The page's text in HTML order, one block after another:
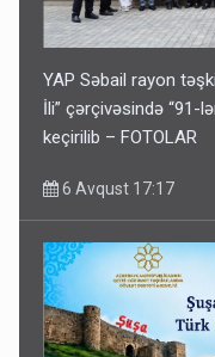
YAP Səbail rayon
İli” çərçivəsində “91-
keçirilib – FOTOLAR
6 Avqust 17:17